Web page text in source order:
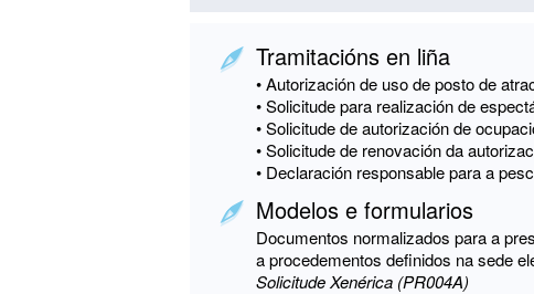
Tramitacións en liña
• Autorización de uso de posto de
• Solicitude para realización de
• Solicitude de autorización de
• Solicitude de renovación da
• Declaración responsable para a
Modelos e formularios
Documentos normalizados para a
a procedementos definidos na sede
Solicitude Xenérica (PR004A)